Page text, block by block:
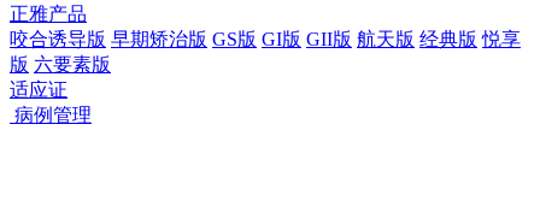
正雅产品
咬合诱导版 早期矫治版 GS版 GI版 GII版 航天版 经典版 悦享
版 六要素版
适应证
病例管理